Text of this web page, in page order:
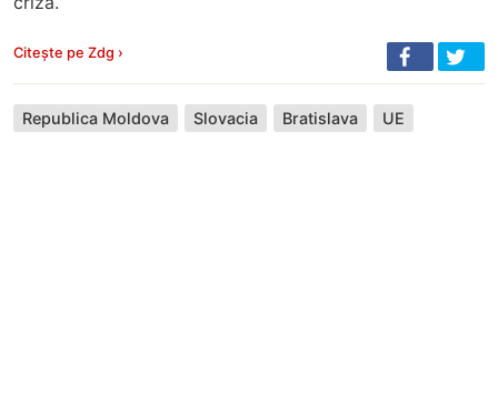
Citește pe Zdg ›
Republica Moldova Slovacia Bratislava UE